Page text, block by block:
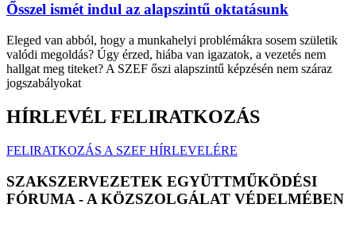
Ősszel ismét indul az alapszintű oktatásunk
Eleged van abból, hogy a munkahelyi problémákra sosem születik
valódi megoldás? Úgy érzed, hiába van igazatok, a vezetés nem
hallgat meg titeket? A SZEF őszi alapszintű képzésén nem száraz
jogszabályokat
HÍRLEVÉL FELIRATKOZÁS
FELIRATKOZÁS A SZEF HÍRLEVELÉRE
SZAKSZERVEZETEK EGYÜTTMŰKÖDÉSI
FÓRUMA - A KÖZSZOLGÁLAT VÉDELMÉBEN